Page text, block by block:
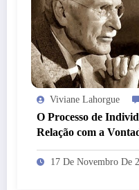
Viviane Lahorgue
O Processo de
Relação com a
Homem em Nietzsche
17 De Novembro De